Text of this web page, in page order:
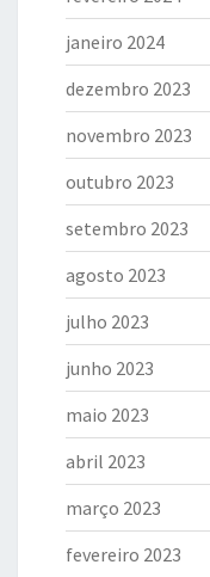
janeiro 2024
dezembro 2023
novembro 2023
outubro 2023
setembro 2023
agosto 2023
julho 2023
junho 2023
maio 2023
abril 2023
março 2023
fevereiro 2023